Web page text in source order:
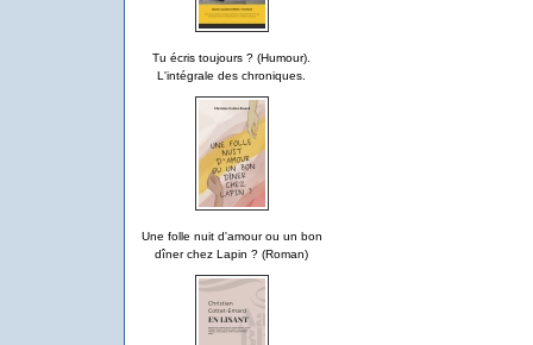
Tu écris toujours ? (Humour).
L'intégrale des chroniques.
Une folle nuit d'amour ou un bon
dîner chez Lapin ? (Roman)